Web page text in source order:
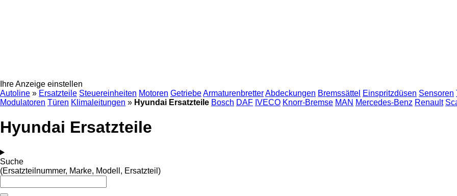
Ihre Anzeige einstellen
Autoline » Ersatzteile Steuereinheiten Motoren GetriebeArmaturenbretterAbdeckungen Bremssättel Einspritzdüsen Sensoren
Modulatoren Türen Klimaleitungen » Hyundai Ersatzteile Bosch DAF IVECO Knorr-Bremse MAN Mercedes-Benz Renault
Hyundai Ersatzteile
Suche
(Ersatzteilnummer, Marke, Modell, Ersatzteil)